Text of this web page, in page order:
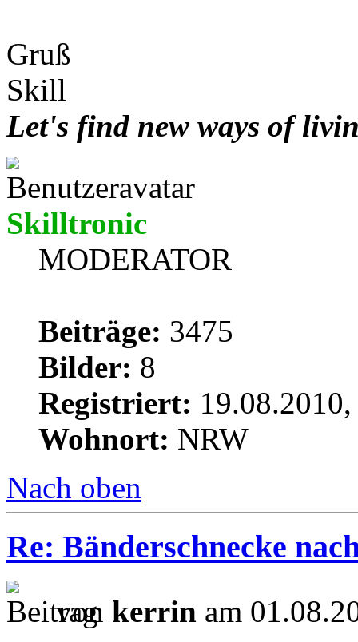
Gruß
Skill
Let's find new ways of
Skilltronic
MODERATOR
Beiträge: 3475
Bilder: 8
Registriert:
Wohnort: NRW
Nach oben
Re: Bänderschnecke
von kerrin am